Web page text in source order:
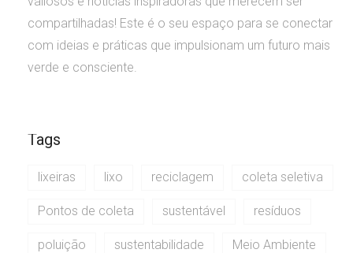
compartilhadas! Este é o seu espaço para se conectar
com ideias e práticas que impulsionam um futuro mais
verde e consciente.
Tags
lixeiras lixo reciclagem coleta seletiva
Pontos de coleta sustentável resíduos
poluição sustentabilidade Meio Ambiente